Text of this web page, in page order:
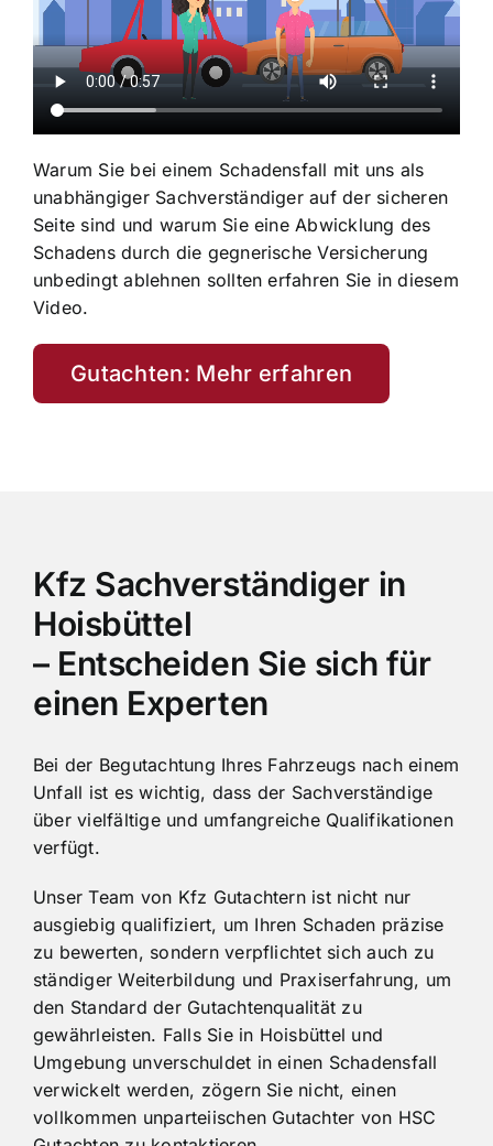
Warum Sie bei einem Schadensfall mit uns als
unabhängiger Sachverständiger auf der sicheren
Seite sind und warum Sie eine Abwicklung des
Schadens durch die gegnerische Versicherung
unbedingt ablehnen sollten erfahren Sie in diesem
Video.
Gutachten: Mehr erfahren
Kfz Sachverständiger in
Hoisbüttel
– Entscheiden Sie sich für
einen Experten
Bei der Begutachtung Ihres Fahrzeugs nach einem
Unfall ist es wichtig, dass der Sachverständige
über vielfältige und umfangreiche Qualifikationen
verfügt.
Unser Team von Kfz Gutachtern ist nicht nur
ausgiebig qualifiziert, um Ihren Schaden präzise
zu bewerten, sondern verpflichtet sich auch zu
ständiger Weiterbildung und Praxiserfahrung, um
den Standard der Gutachtenqualität zu
gewährleisten. Falls Sie in Hoisbüttel und
Umgebung unverschuldet in einen Schadensfall
verwickelt werden, zögern Sie nicht, einen
vollkommen unparteiischen Gutachter von HSC